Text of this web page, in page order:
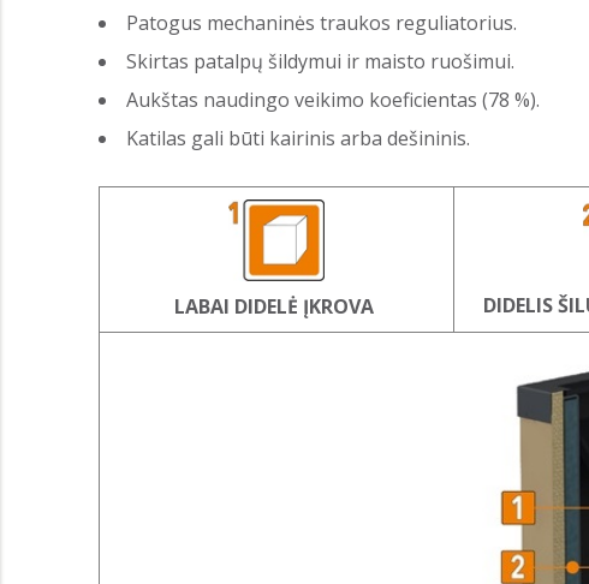
Patogus mechaninės traukos reguliatorius.
Skirtas patalpų šildymui ir maisto ruošimui.
Aukštas naudingo veikimo koeficientas (78 %).
Katilas gali būti kairinis arba dešininis.
LABAI DIDELĖ ĮKROVA DIDELIS